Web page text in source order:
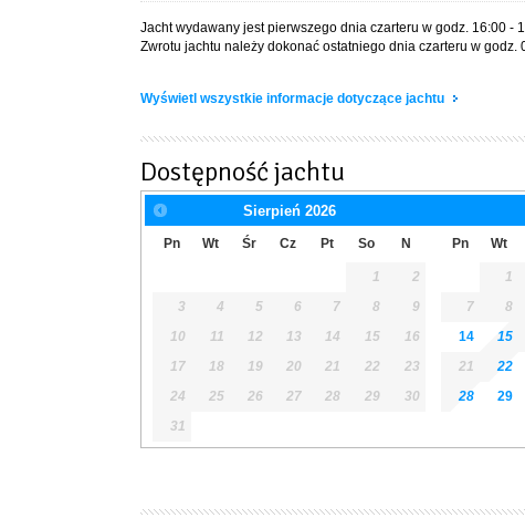
Jacht wydawany jest pierwszego dnia czarteru w godz. 16:00 -
Zwrotu jachtu należy dokonać ostatniego dnia czarteru w godz.
Wyświetl wszystkie informacje dotyczące jachtu
Dostępność jachtu
Sierpień 2026
Pn Wt Śr Cz Pt So N
1
2
3
4 5 6 7 8
9
10
11 12 13 14 15
16
17
18 19 20 21 22
23
24
25 26 27 28 29
30
31
Pn Wt
1
7
8
14
15
21
22
28
29